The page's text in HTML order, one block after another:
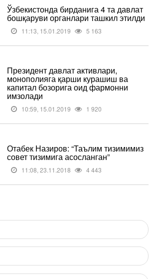
Ўзбекистонда бирданига 4 та давлат
бошқаруви органлари ташкил этилди
11:13, 15.01.2019 5 163
Президент давлат активлари,
монополияга қарши курашиш ва
капитал бозорига оид фармонни
имзолади
10:59, 15.01.2019 1 920
Отабек Назиров: “Таълим тизимимиз
совет тизимига асосланган”
11:08, 23.11.2018 4 443